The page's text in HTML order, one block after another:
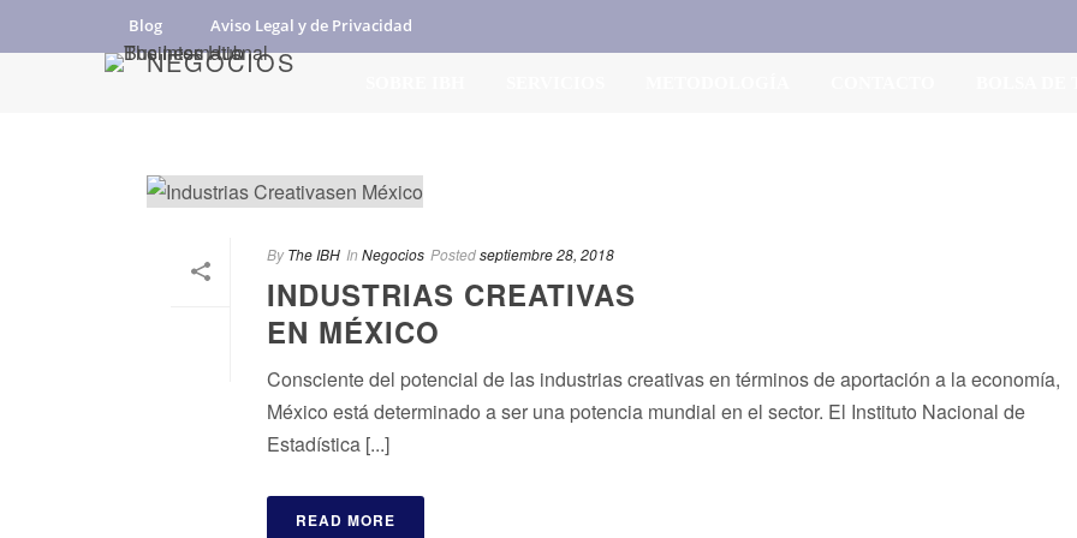
Blog Aviso Legal y de Privacidad
NEGOCIOS
By The IBH In Negocios Postedseptiembre 28, 2018
INDUSTRIAS CREATIVAS
EN MÉXICO
Consciente del potencial de las industrias creativas en términos de aportación a la economía,
México está determinado a ser una potencia mundial en el sector. El Instituto Nacional de
Estadística [...]
READ MORE